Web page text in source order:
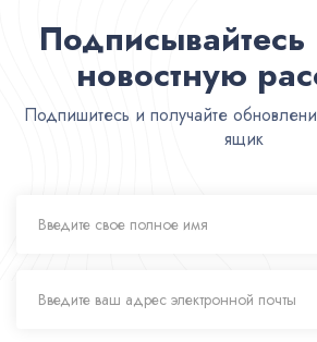
новостную
Подпишитесь и получайте
ящик